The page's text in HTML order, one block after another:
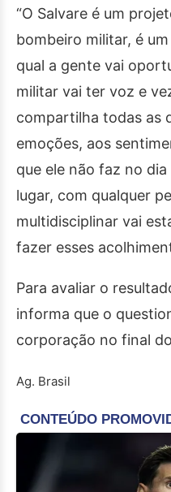
“O Salvare é um
bombeiro militar, é
qual a gente vai
militar vai ter voz e
compartilha todas as
emoções, aos
que ele não faz no
lugar, com qualquer
multidisciplinar vai
fazer esses
Para avaliar o
informa que o
corporação no final
Ag. Brasil